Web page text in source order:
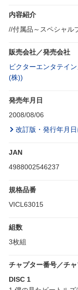
内容紹介
//付属品～スペシャル
販売会社／発売会社
ビクターエンタテイ
(株))
発売年月日
2008/08/06
改訂版・発行年月
JAN
4988002546237
規格品番
VICL63015
組数
3枚組
チャプター番号／チ
DISC 1